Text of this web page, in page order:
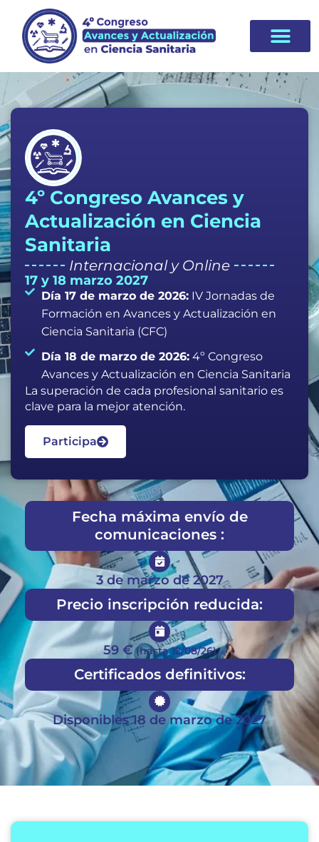
4º Congreso Avances y
Actualización en Ciencia
Sanitaria
Internacional y Online
17 y 18 marzo 2027
Día 17 de marzo de 2026:IV Jornadas de
Formación en Avances y Actualización en
Ciencia Sanitaria (CFC)
Día 18 de marzo de 2026:4º Congreso
Avances y Actualización en Ciencia Sanitaria
La superación de cada profesional sanitario es
clave para la mejor atención.
Participa
Fecha máxima envío de
comunicaciones :
3 de marzo de 2027
Precio inscripción reducida:
59 €(hasta 12/08/26)
Certificados definitivos:
Disponibles 18 de marzo de 2027